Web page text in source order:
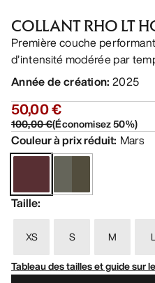
COLLANT RHO LT
Première couche
d’intensité modérée par
Année de création: 2025
50,00 €
100,00 €(Économisez50%)
Couleur à prix réduit: Mars
Taille:
XS S M L
Tableau des tailles et guide sur